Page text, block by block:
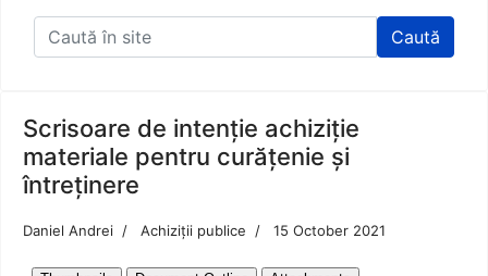
Caută
Scrisoare de intenție achiziție
materiale pentru curățenie și
întreținere
Daniel Andrei Achiziții publice 15 October 2021